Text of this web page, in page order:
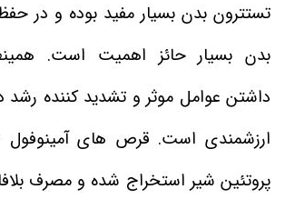
تستترون بدن بسیار مفید بوده و در
بدن بسیار حائز اهمیت است.
داشتن عوامل موثر و تشدید کننده رشد
پروتئین شیر استخراج شده و مصرف